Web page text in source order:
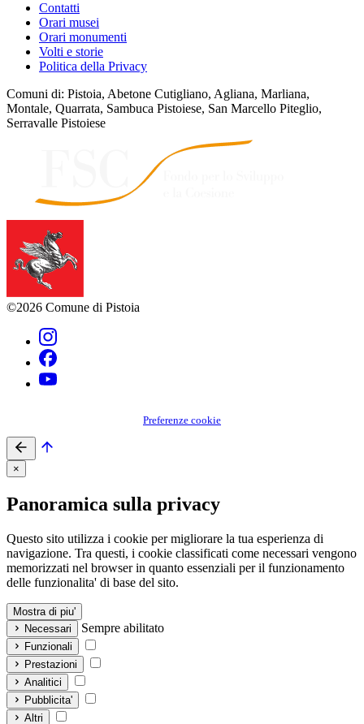
Contatti
Orari musei
Orari monumenti
Volti e storie
Politica della Privacy
Comuni di: Pistoia, Abetone Cutigliano, Agliana, Marliana,
Montale, Quarrata, Sambuca Pistoiese, San Marcello Piteglio,
Serravalle Pistoiese
©2026 Comune di Pistoia
Preferenze cookie
×
Panoramica sulla privacy
Questo sito utilizza i cookie per migliorare la tua esperienza di
navigazione. Tra questi, i cookie classificati come necessari vengono
memorizzati nel browser in quanto essenziali per il funzionamento
delle funzionalita' di base del sito.
Mostra di piu'
Necessari
Sempre abilitato
Funzionali
Prestazioni
Analitici
Pubblicita'
Altri